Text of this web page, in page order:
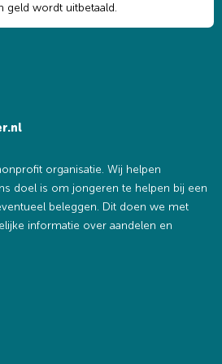
geld wordt uitbetaald.
organisatie. Wij helpen
doel is om jongeren te helpen bij een
beleggen. Dit doen we met
informatie over aandelen en